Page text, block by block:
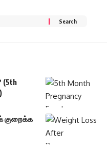
(5th
குறைக்க